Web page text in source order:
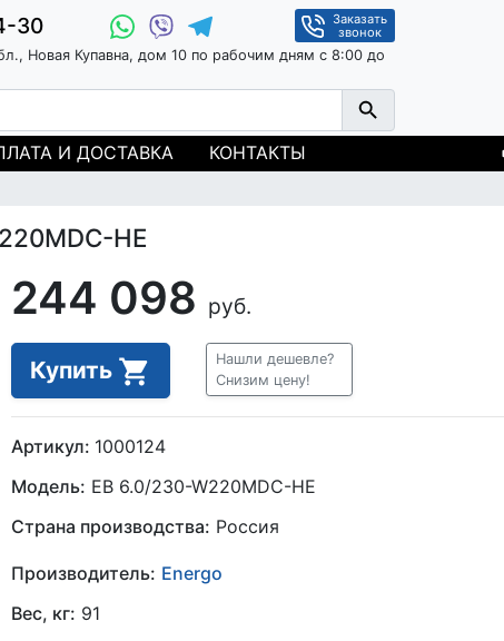
30
Заказать
звонок
Новая Купавна, дом 10 по рабочим дням с 8:00 до
И ДОСТАВКА КОНТАКТЫ
HE
244 098 руб.
Купить
Нашли дешевле?
Снизим цену!
Артикул: 1000124
Модель: EB 6.0/230-W220MDC-HE
Страна производства: Россия
Производитель: Energo
Вес, кг: 91